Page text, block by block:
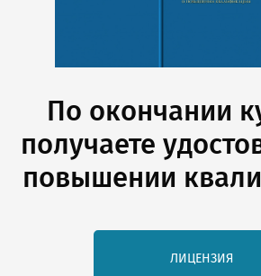
По окончании
получаете
повышении
ЛИЦЕНЗИЯ